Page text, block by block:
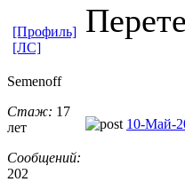
[Профиль]
[ЛС]
Semenoff
Стаж: 17
лет
Сообщений:
202
10-Май-